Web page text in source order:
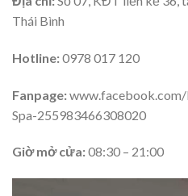
Thái Bình
Hotline:0978 017 120
Fanpage:
Spa-255983466308020
Giờ mở cửa:08:30 – 21:00